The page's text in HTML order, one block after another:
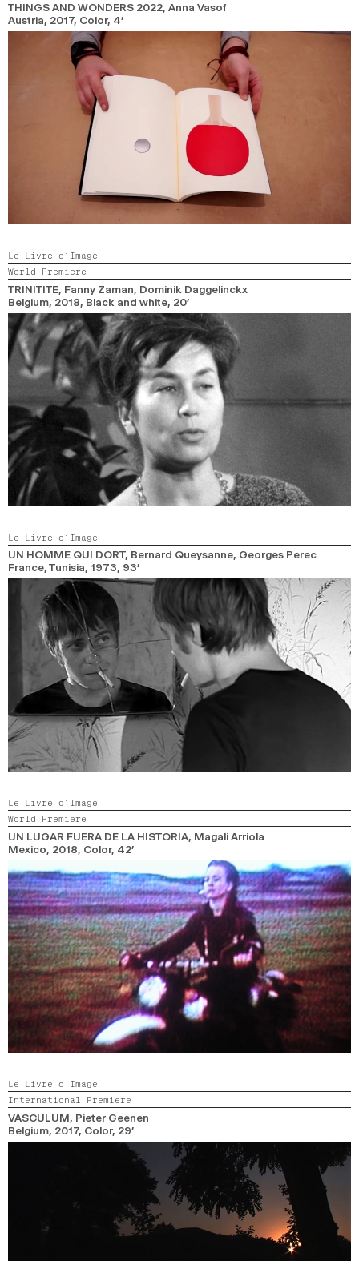
THINGS AND WONDERS 2022, Anna Vasof
Austria, 2017, Color, 4’
Le Livre d’Image
World Premiere
TRINITITE, Fanny Zaman, Dominik Daggelinckx
Belgium, 2018, Black and white, 20’
Le Livre d’Image
UN HOMME QUI DORT, Bernard Queysanne, Georges Perec
France, Tunisia, 1973, 93’
Le Livre d’Image
World Premiere
UN LUGAR FUERA DE LA HISTORIA, Magali Arriola
Mexico, 2018, Color, 42’
Le Livre d’Image
International Premiere
VASCULUM, Pieter Geenen
Belgium, 2017, Color, 29’